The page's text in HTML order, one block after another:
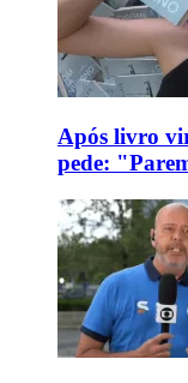
Após livro
pede: